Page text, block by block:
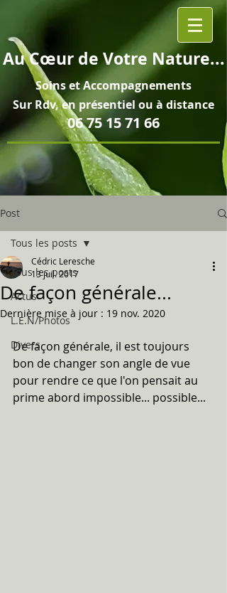
AuCœurde Votre Nature...
Soins etAccompagnements
Sur Rdv, en présentiel ou à distance
06 75 15 71 66
Post
Tous les posts
Actus
L.E.N/Photos
Divers
Tous les posts
De façon générale...
Cédric Leresche
13 juil. 2017
Dernière mise à jour : 19 nov. 2020
De façon générale, il est toujours
bon de changer son angle de vue
pour rendre ce que l'on pensait au
prime abord impossible... possible...